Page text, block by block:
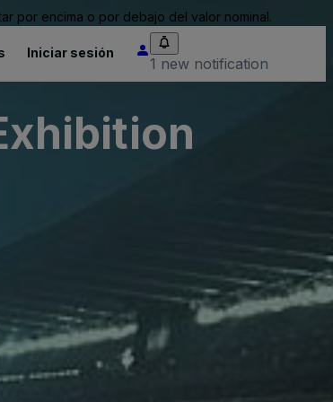
por encima o por debajo del valor nominal.
Iniciar sesión
1 new notification